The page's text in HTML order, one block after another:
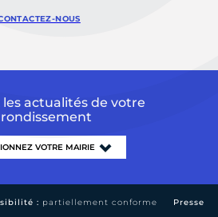
NOUS
actualités de votre
: partiellement conforme Presse